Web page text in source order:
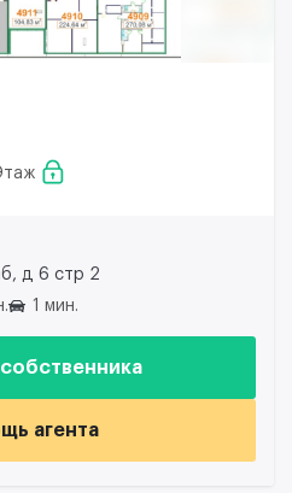
д 6 стр 2
1 мин.
агента